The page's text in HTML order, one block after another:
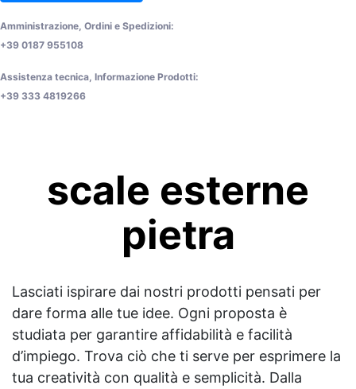
Amministrazione, Ordini e Spedizioni:
+39 0187 955108
Assistenza tecnica, Informazione Prodotti:
+39 333 4819266
scale esterne
pietra
Lasciati ispirare dai nostri prodotti pensati per
dare forma alle tue idee. Ogni proposta è
studiata per garantire affidabilità e facilità
d’impiego. Trova ciò che ti serve per esprimere la
tua creatività con qualità e semplicità. Dalla